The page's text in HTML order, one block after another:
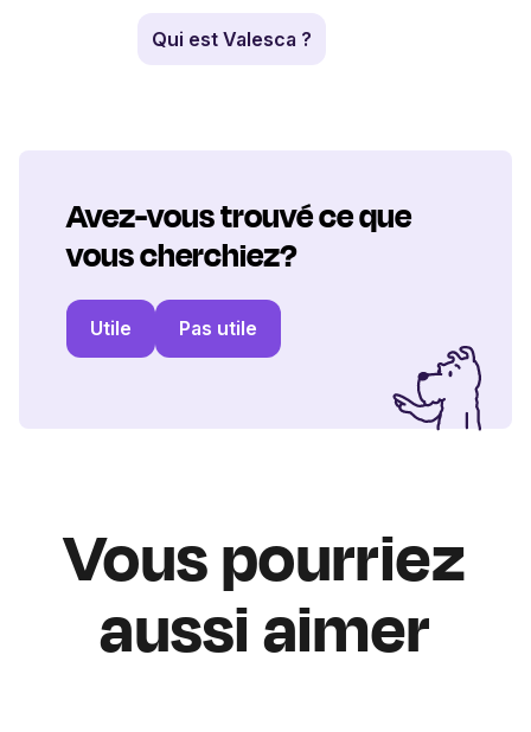
Qui est Valesca ?
Avez-vous trouvé ce que
vous cherchiez?
Utile Pas utile
Vous pourriez
aussi aimer